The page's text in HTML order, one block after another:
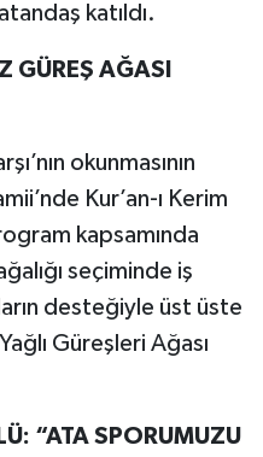
katıldı.
GÜREŞ AĞASI
okunmasının
Kur’an-ı Kerim
kapsamında
seçiminde iş
desteğiyle üst üste
Güreşleri Ağası
“ATA SPORUMUZU